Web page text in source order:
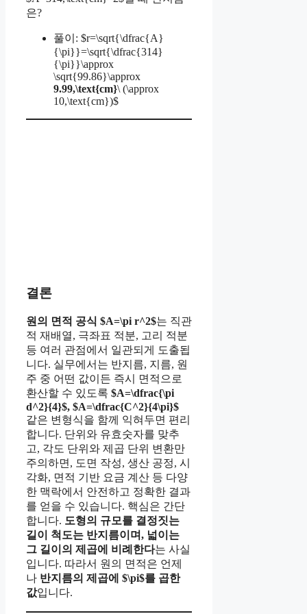
은?
풀이: $r=\sqrt{\dfrac{A}
{\pi}}=\sqrt{\dfrac{314}
{\pi}}\approx
\sqrt{99.86}\approx
9.99,\text{cm}\ (\approx
10,\text{cm})$
결론
원의 면적 공식 $A=\pi r^2$는 직관
적 재배열, 극좌표 적분, 고리 적분
등 여러 관점에서 일관되게 도출됩
니다. 실무에서는 반지름, 지름, 원
주 중 어떤 값이든 즉시 면적으로
환산할 수 있도록 $A=\dfrac{\pi
d^2}{4}$, $A=\dfrac{C^2}{4\pi}$
같은 변형식을 함께 익혀두면 편리
합니다. 단위와 유효숫자를 맞추
고, 각도 단위와 제곱 단위 변환만
주의하면, 도면 작성, 생산 공정, 시
각화, 면적 기반 요금 계산 등 다양
한 맥락에서 안전하고 정확한 결과
를 얻을 수 있습니다. 핵심은 간단
합니다. 도형의 규모를 결정짓는
길이 척도는 반지름이며, 넓이는
그 길이의 제곱에 비례한다는 사실
입니다. 따라서 원의 면적은 언제
나 반지름의 제곱에 $\pi$를 곱한
값입니다.